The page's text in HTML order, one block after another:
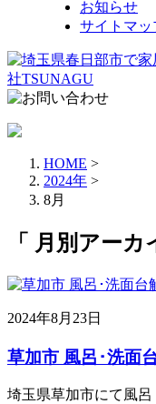
お知らせ
サイトマッ
HOME >
2024年 >
8月
「 月別アー
2024年8月23日
草加市 風呂･洗面
埼玉県草加市にて風